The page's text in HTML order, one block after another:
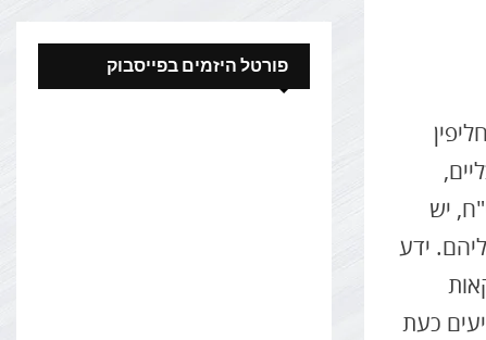
יש
ידע
כעת
פורטל היזמים בפייסבוק